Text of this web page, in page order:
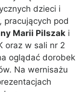
dzieci i
pracujących pod
Marii Pilszak i
oraz w sali nr 2
oglądać dorobek
Na wernisażu